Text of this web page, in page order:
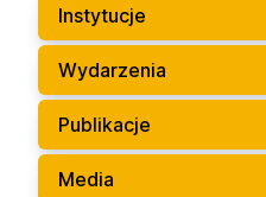
Instytucje
Wydarzenia
Publikacje
Media